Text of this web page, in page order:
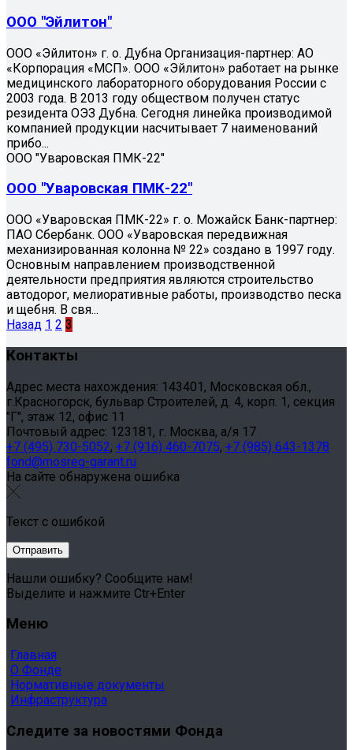
ООО "Эйлитон"
ООО «Эйлитон» г. о. Дубна Организация-партнер: АО
«Корпорация «МСП». ООО «Эйлитон» работает на рынке
медицинского лабораторного оборудования России c
2003 года. В 2013 году обществом получен статус
резидента ОЭЗ Дубна. Сегодня линейка производимой
компанией продукции насчитывает 7 наименований
прибо...
ООО "Уваровская ПМК-22"
ООО "Уваровская ПМК-22"
ООО «Уваровская ПМК-22» г. о. Можайск Банк-партнер:
ПАО Сбербанк. ООО «Уваровская передвижная
механизированная колонна № 22» создано в 1997 году.
Основным направлением производственной
деятельности предприятия являются строительство
автодорог, мелиоративные работы, производство песка
и щебня. В свя...
Назад 1 2 3
Контакты
Адрес места нахождения: 143401, Московская обл.,
г.Красногорск, бульвар Строителей, д. 4, корп. 1, секция
"Г", этаж 12, офис 11
Почтовый адрес: 123181, г. Москва, а/я 17
+7 (495) 730-5052, +7 (916) 460-7075, +7 (985) 643-1378
fond@mosreg-garant.ru
На сайте обнаружена ошибка
Текст с ошибкой
Нашли ошибку? Сообщите нам!
Выделите и нажмите Ctr+Enter
Меню
Главная
О Фонде
Нормативные документы
Инфраструктура
Следите за новостями Фонда